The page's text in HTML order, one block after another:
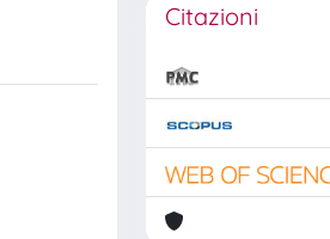
Citazioni